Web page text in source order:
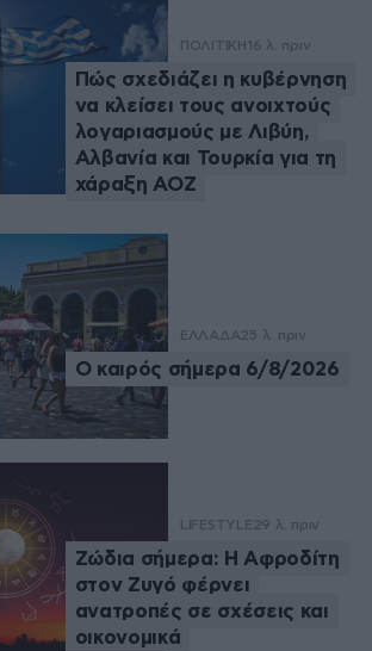
ΠΟΛΙΤΙΚΗ 16 λ. πριν
Πώς σχεδιάζει η κυβέρνηση
να κλείσει τους ανοιχτούς
λογαριασμούς με Λιβύη,
Αλβανία και Τουρκία για τη
χάραξη ΑΟΖ
ΕΛΛΑΔΑ25 λ. πριν
Ο καιρός σήμερα 6/8/2026
LIFESTYLE29 λ. πριν
Ζώδια σήμερα: Η Αφροδίτη
στον Ζυγό φέρνει
ανατροπές σε σχέσεις και
οικονομικά